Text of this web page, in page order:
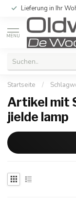
Lieferung in Ihr
MENU
Startseite /
Artikel mit
jielde lamp